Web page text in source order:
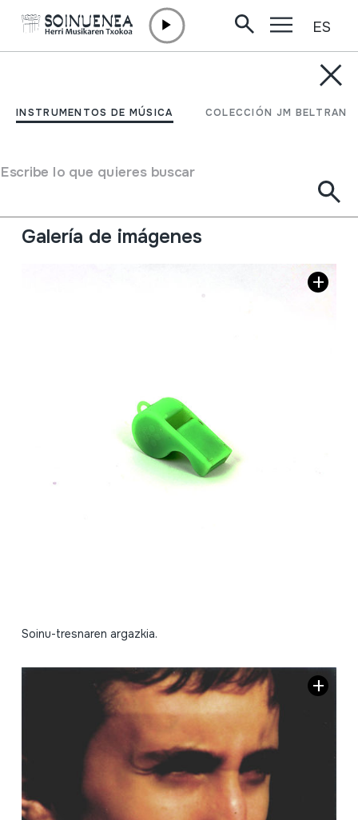
INSTRUMENTOS DE MÚSICA COLECCIÓN JM BELTRAN
Escribe lo que quieres buscar
ES
TXIFLOA
Tipo de Instrumento de música
Aerófonos
Flautas
Galería de imágenes
Soinu-tresnaren argazkia.